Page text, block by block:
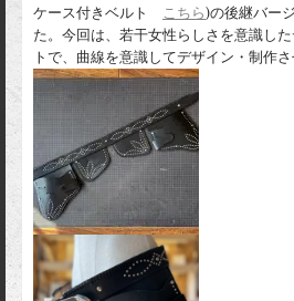
ケース付きベルト こちら )の後継バー
た。今回は、若干女性らしさを意識し
トで、曲線を意識してデザイン・制作さ